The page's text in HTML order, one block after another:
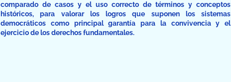
comparado de casos y el uso correcto de términos y conceptos
históricos, para valorar los logros que suponen los sistemas
democráticos como principal garantía para la convivencia y el
ejercicio de los derechos fundamentales.